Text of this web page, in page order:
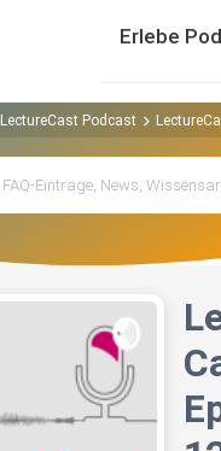
Erlebe
LectureCast Podcast